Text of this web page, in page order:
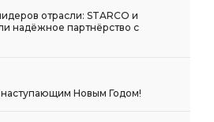
отрасли: STARCO и
надёжное партнёрство с
Новым Годом!